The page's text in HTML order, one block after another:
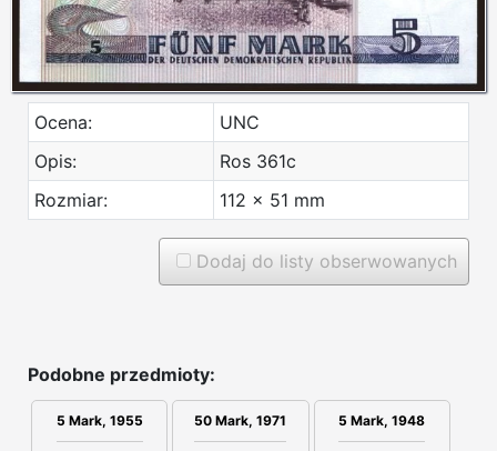
Ocena:
UNC
Opis:
Ros 361c
Rozmiar:
112 x 51 mm
Dodaj do listy obserwowanych
Podobne przedmioty:
5 Mark, 1955 50 Mark, 1971 5 Mark, 1948